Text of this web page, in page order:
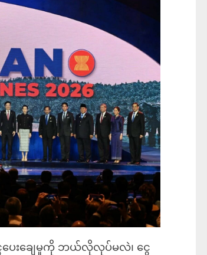
းချေမှုကို ဘယ်လိုလုပ်မလဲ၊ ငွေ